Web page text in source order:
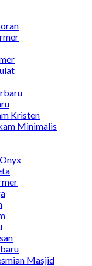
Kristen
Minimalis
Masjid